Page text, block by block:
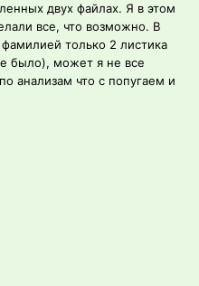
двух файлах. Я в этом
все, что возможно. В
только 2 листика
было), может я не все
анализам что с попугаем и